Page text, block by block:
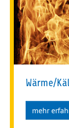
Wärme/
mehr